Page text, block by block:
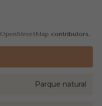
OpenStreetMap contributors.
Parque natural